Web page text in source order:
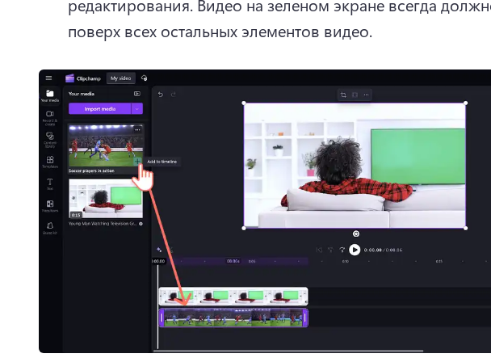
редактирования. Видео на зеленом экране всегда
поверх всех остальных элементов видео.